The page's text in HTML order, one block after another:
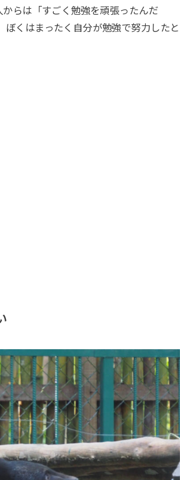
らは「すごく勉強を頑張ったんだ
くはまったく自分が勉強で努力したと